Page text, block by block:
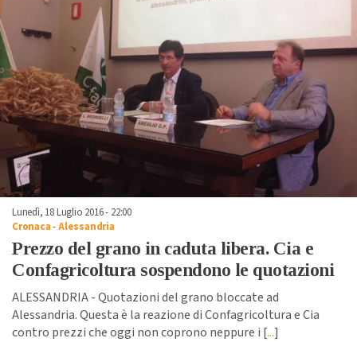
Lunedì, 18 Luglio 2016 - 22:00
Cronaca-Alessandria
Prezzo del grano in caduta libera. Cia e
Confagricoltura sospendono le quotazioni
ALESSANDRIA - Quotazioni del grano bloccate ad
Alessandria. Questa è la reazione di Confagricoltura e Cia
contro prezzi che oggi non coprono neppure i [...]